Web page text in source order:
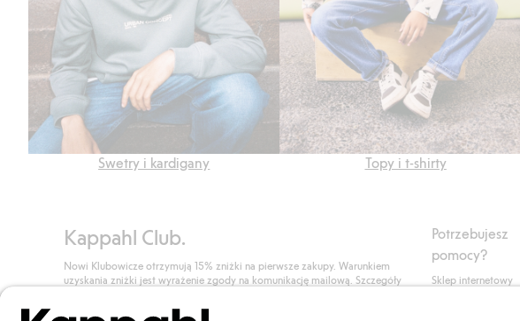
Swetry i kardigany Topy i t-shirty
Kappahl Club.
Nowi Klubowicze otrzymują 15% zniżki na pierwsze zakupy. Warunkiem
uzyskania zniżki jest wyrażenie zgody na komunikację mailową. Szczegóły
Potrzebujesz
pomocy?
Sklep internetowy